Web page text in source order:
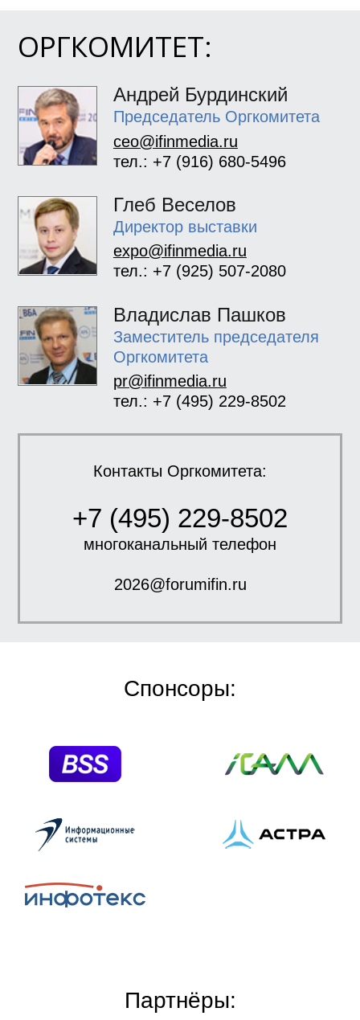
ОРГКОМИТЕТ:
Андрей Бурдинский
Председатель Оргкомитета
ceo@ifinmedia.ru
тел.: +7 (916) 680-5496
Глеб Веселов
Директор выставки
expo@ifinmedia.ru
тел.: +7 (925) 507-2080
Владислав Пашков
Заместитель председателя
Оргкомитета
pr@ifinmedia.ru
тел.: +7 (495) 229-8502
Контакты Оргкомитета:
+7 (495) 229-8502
многоканальный телефон
2026@forumifin.ru
Спонсоры:
Партнёры: